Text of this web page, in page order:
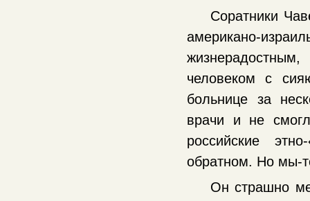
Соратники
американо-
человеком с
больнице за
врачи и не
российские
обратном. Но мы-
Он страшно